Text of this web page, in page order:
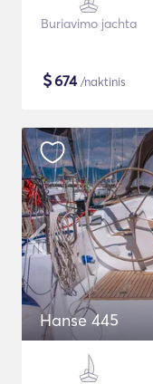
Buriavimo jachta
$674/naktinis
Hanse 445